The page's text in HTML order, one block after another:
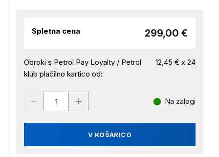
Spletna cena 299,00 €
Obroki s Petrol Pay Loyalty / Petrol
klub plačilno kartico od:
12,45 € x 24
V KOŠARICO
Na zalogi